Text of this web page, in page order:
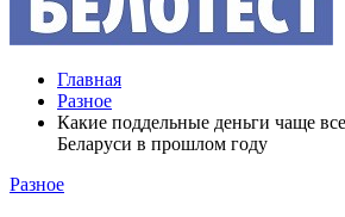
Главная
Разное
Какие поддельные деньги чаще
Беларуси в прошлом году
Разное